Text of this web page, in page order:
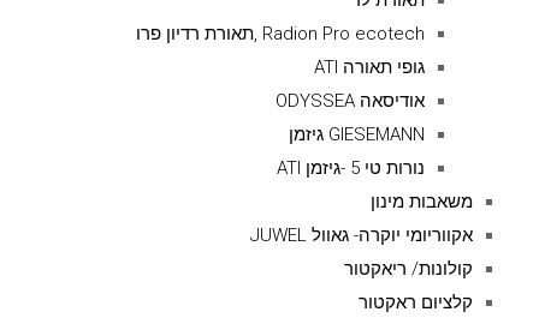
Radion Pro ecotech ,תאורת רדיון פרו
גופי תאורה ATI
אודיסאה ODYSSEA
GIESEMANN גיזמן
נורות טי 5 -גיזמן ATI
משאבות מינון
אקווריומי יוקרה- גאוול JUWEL
קולונות/ ריאקטור
קלציום ראקטור